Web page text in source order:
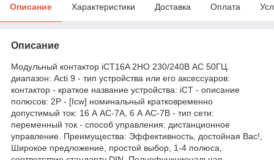
Описание Характеристики Доставка Оплата
Описание
Модульный контактор iCT16A 2НО 230/240В АС 50ГЦ.
диапазон: Acti 9 - тип устройства или его аксессуаров:
контактор - краткое название устройства: iCT - описание
полюсов: 2P - [Icw] номинальный кратковременно
допустимый ток: 16 А AC-7A, 6 А AC-7B - тип сети:
переменный ток - способ управления: дистанционное
управление. Преимущества: Эффективность, достойная Вас!,
Широкое предложение, простой выбор, 1-4 полюса,